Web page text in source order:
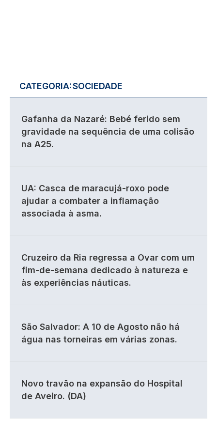
CATEGORIA:SOCIEDADE
Gafanha da Nazaré: Bebé ferido sem
gravidade na sequência de uma colisão
na A25.
UA: Casca de maracujá-roxo pode
ajudar a combater a inflamação
associada à asma.
Cruzeiro da Ria regressa a Ovar com um
fim-de-semana dedicado à natureza e
às experiências náuticas.
São Salvador: A 10 de Agosto não há
água nas torneiras em várias zonas.
Novo travão na expansão do Hospital
de Aveiro. (DA)